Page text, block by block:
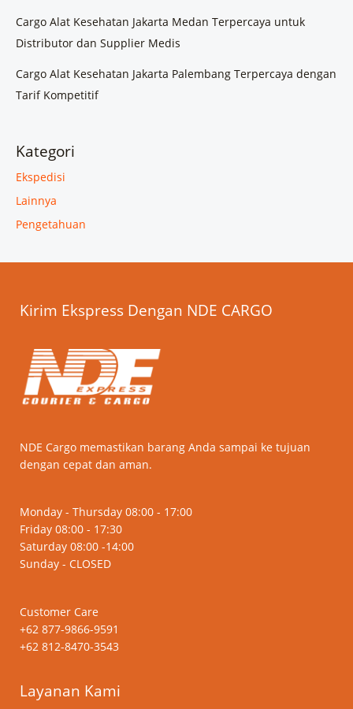
Cargo Alat Kesehatan Jakarta Medan Terpercaya untuk
Distributor dan Supplier Medis
Cargo Alat Kesehatan Jakarta Palembang Terpercaya dengan
Tarif Kompetitif
Kategori
Ekspedisi
Lainnya
Pengetahuan
Kirim Ekspress Dengan NDE CARGO
NDE Cargo memastikan barang Anda sampai ke tujuan
dengan cepat dan aman.
Monday - Thursday 08:00 - 17:00
Friday 08:00 - 17:30
Saturday 08:00 -14:00
Sunday - CLOSED
Customer Care
+62 877-9866-9591
+62 812-8470-3543
Layanan Kami